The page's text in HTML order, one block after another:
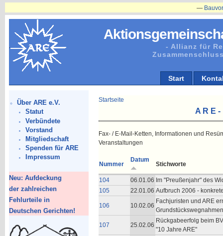
- Allianz für
Start
Über ARE e.V.
Statut
Verbündete
Vorstand
Mitgliedschaft
Spenden für ARE
Impressum
Neu: Aufdeckung
der zahlreichen
Fehlurteile in
Deutschen Gerichten!
Startseite
A R E
Fax- / E-Mail-Ketten, Informationen und
Veranstaltungen
Nummer
Datum
Stichworte
104 06.01.06 Im "Preußenjahr" des
105
22.01.06 Aufbruch 2006 -
106 10.02.06
Fachjuristen und ARE
107 25.02.06
Rückgabeerfolg beim
"10 Jahre ARE"